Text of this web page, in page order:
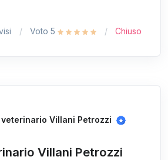
Voto 5 Chiuso
Villani Petrozzi
Villani Petrozzi